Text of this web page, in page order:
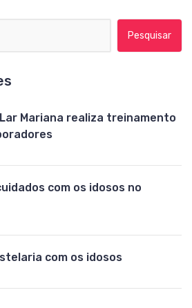
Lar Mariana realiza treinamento
com os idosos no
com os idosos